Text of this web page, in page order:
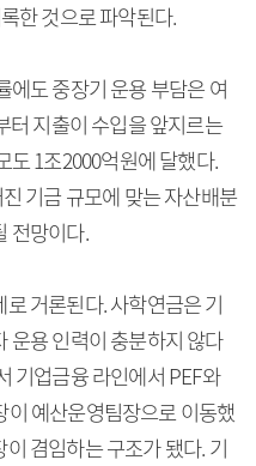
한 것으로 파악된다.
에도 중장기 운용 부담은 여
터 지출이 수입을 앞지르는
도 1조2000억원에 달했다.
기금 규모에 맞는 자산배분
전망이다.
거론된다. 사학연금은 기
운용 인력이 충분하지 않다
기업금융 라인에서 PEF와
예산운영팀장으로 이동했
겸임하는 구조가 됐다. 기